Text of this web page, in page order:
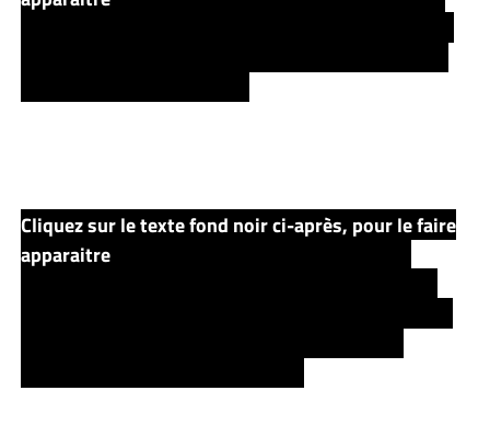
Cliquez sur le texte fond noir ci-après, pour le faire
apparaitre.. Ayant finit de raconter son histoire